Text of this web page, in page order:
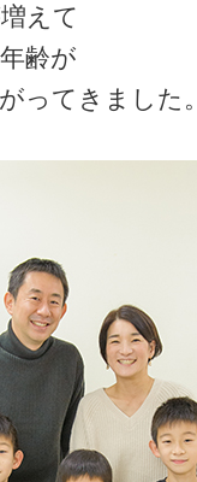
えて
齢が
ってきました。